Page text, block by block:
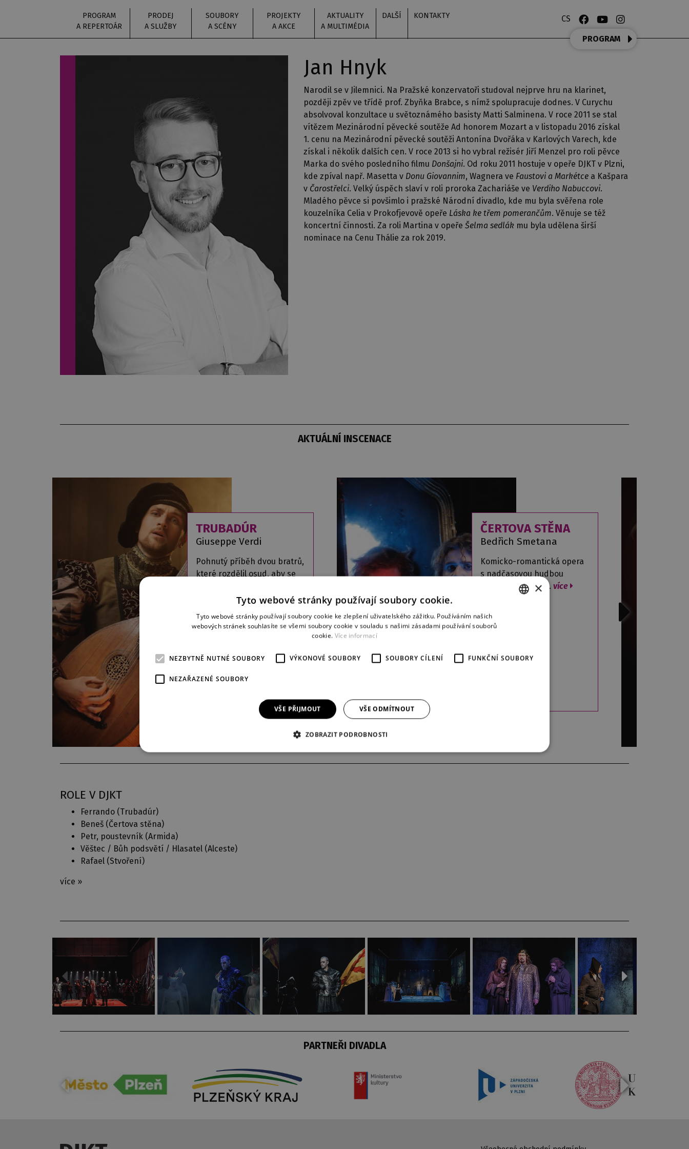
PROGRAM
A REPERTOÁR
PRODEJ
A SLUŽBY
SOUBORY
A SCÉNY
PROJEKTY
A AKCE
AKTUALITY
A MULTIMÉDIA
DALŠÍ KONTAKTY CS
PROGRAM
Jan Hnyk
Narodil se v Jilemnici. Na Pražské konzervatoři studoval nejprve hru na klarinet,
později zpěv ve třídě prof. Zbyňka Brabce, s nímž spolupracuje dodnes. V Curychu
absolvoval konzultace u světoznámého basisty Matti Salminena. V roce 2011 se stal
vítězem Mezinárodní pěvecké soutěže Ad honorem Mozart a v listopadu 2016 získal
1. cenu na Mezinárodní pěvecké soutěži Antonína Dvořáka v Karlových Varech, kde
získal i několik dalších cen. V roce 2013 si ho vybral režisér Jiří Menzel pro roli pěvce
Marka do svého posledního filmu Donšajni. Od roku 2011 hostuje v opeře DJKT v Plzni,
kde zpíval např. Masetta v Donu Giovannim, Wagnera ve Faustovi a Markétce a Kašpara
v Čarostřelci. Velký úspěch slaví v roli proroka Zachariáše ve Verdiho Nabuccovi.
Mladého pěvce si povšimlo i pražské Národní divadlo, kde mu byla svěřena role
kouzelníka Celia v Prokofjevově opeře Láska ke třem pomerančům. Věnuje se též
koncertní činnosti. Za roli Martina v opeře Šelma sedlák mu byla udělena širší
nominace na Cenu Thálie za rok 2019.
AKTUÁLNÍ INSCENACE
TRUBADÚR
Giuseppe Verdi
Pohnutý příběh dvou bratrů,
které rozdělil osud, aby se
více
ČERTOVA STĚNA
Bedřich Smetana
Komicko-romantická opera
s nadčasovou hudbou
Bedřicha Smetany. více
ROLE V DJKT
Ferrando (Trubadúr)
Beneš (Čertova stěna)
Petr, poustevník (Armida)
Věštec / Bůh podsvětí / Hlasatel (Alceste)
Rafael (Stvoření)
více »
PARTNEŘI DIVADLA
×
Tyto webové stránky používají soubory cookie.
Tyto webové stránky používají soubory cookie ke zlepšení uživatelského zážitku. Používáním našich
webových stránek souhlasíte se všemi soubory cookie v souladu s našimi zásadami používání souborů
cookie. Více informací
NEZBYTNĚ NUTNÉ SOUBORY VÝKONOVÉ SOUBORY SOUBORY CÍLENÍ FUNKČNÍ SOUBORY
NEZAŘAZENÉ SOUBORY
VŠE PŘIJMOUT VŠE ODMÍTNOUT
ZOBRAZIT PODROBNOSTI